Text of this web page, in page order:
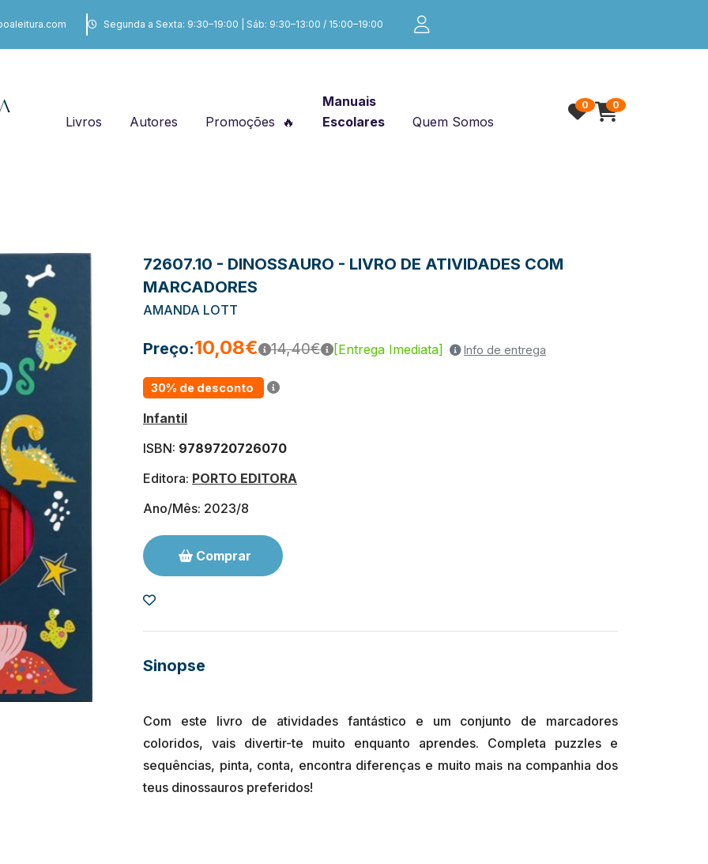
Segunda a Sexta: 9:30–19:00 | Sáb: 9:30–13:00 / 15:00–19:00
Livros Autores Promoções
Manuais
Escolares
Quem Somos
0 0
72607.10 - DINOSSAURO - LIVRO DE ATIVIDADES COM
MARCADORES
AMANDA LOTT
Preço:10,08€ 14,40€ [Entrega Imediata] Info de entrega
30% de desconto
Infantil
ISBN: 9789720726070
Editora: PORTO EDITORA
Ano/Mês: 2023/8
Comprar
Sinopse
Com este livro de atividades fantástico e um conjunto de marcadores
coloridos, vais divertir-te muito enquanto aprendes. Completa puzzles e
sequências, pinta, conta, encontra diferenças e muito mais na companhia dos